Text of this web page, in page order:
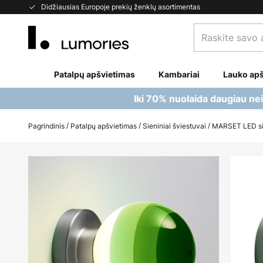
Didžiausias Europoje prekių ženklų asortimentas
Skip
savo
Patalpų apšvietimas Kambariai Lauko
Iki 70% nuolaida daugiau
Pagrindinis Patalpų apšvietimas Sieniniai šviestuvai MARSET LED
images